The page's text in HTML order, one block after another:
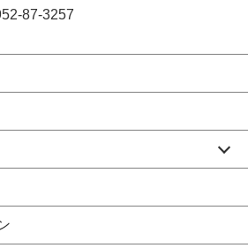
87-3257